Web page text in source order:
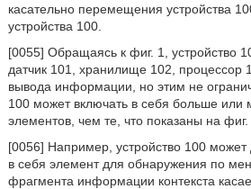
касательно перемещения устройства
устройства 100.
[0055] Обращаясь к фиг. 1, устройство
датчик 101, хранилище 102, процессор
вывода информации, но этим не
100 может включать в себя больше
элементов, чем те, что показаны на фиг.
[0056] Например, устройство 100 может
в себя элемент для обнаружения по
фрагмента информации контекста